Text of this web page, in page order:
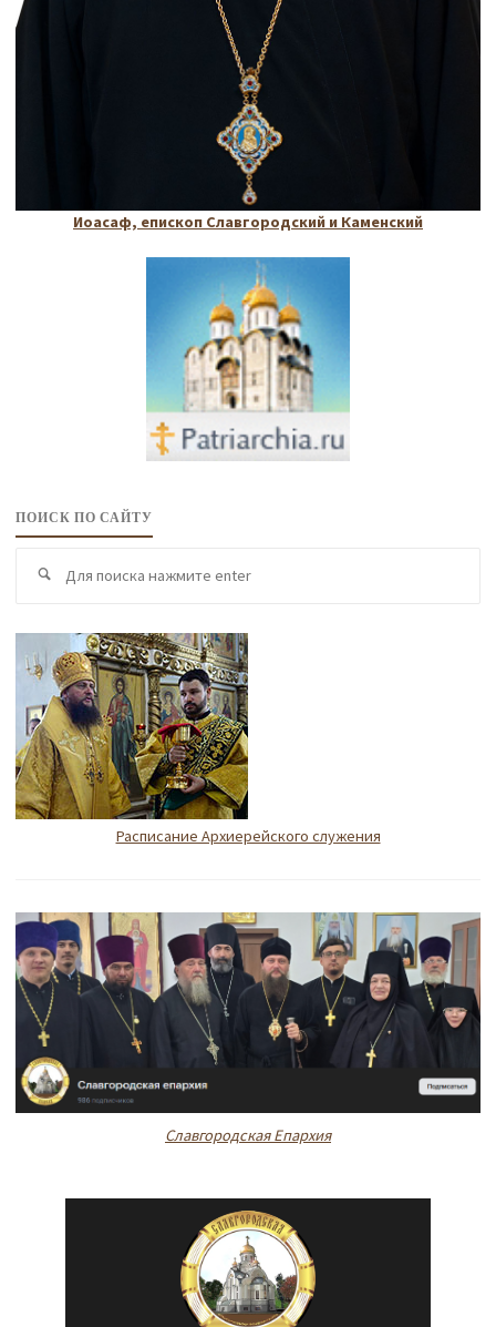
Иоасаф, епископ Славгородский и Каменский
ПОИСК ПО САЙТУ
Поиск
Расписание Архиерейского служения
Славгородская Епархия